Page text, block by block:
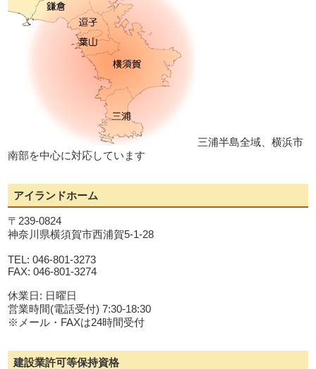
三浦半島全域、横浜市
南部を中心に対応しています
アイランドホーム
〒239-0824
神奈川県横須賀市西浦賀5-1-28
TEL: 046-801-3273
FAX: 046-801-3274
休業日: 日曜日
営業時間(電話受付) 7:30-18:30
※メール・FAXは24時間受付
建設業許可等保持資格